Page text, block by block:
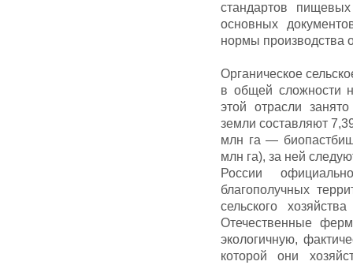
стандартов
основных
нормы производства
Органическое
в общей сложности
этой отрасли
земли составляют
млн га —
млн га), за ней
России
благополучных
сельского
Отечественные
экологичную,
которой они